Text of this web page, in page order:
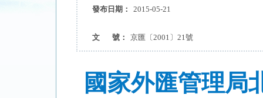
發布日期：
2015-05-21
文 號： 京匯〔2001〕21號
國家外匯管理局